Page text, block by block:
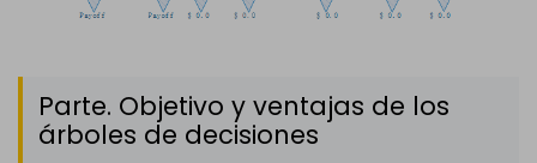
Parte. Objetivo y ventajas de los
árboles de decisiones